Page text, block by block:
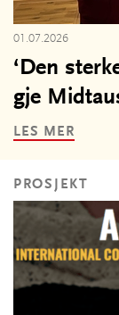
01.07.2026
‘Den
gje
LES MER
PROSJEKT